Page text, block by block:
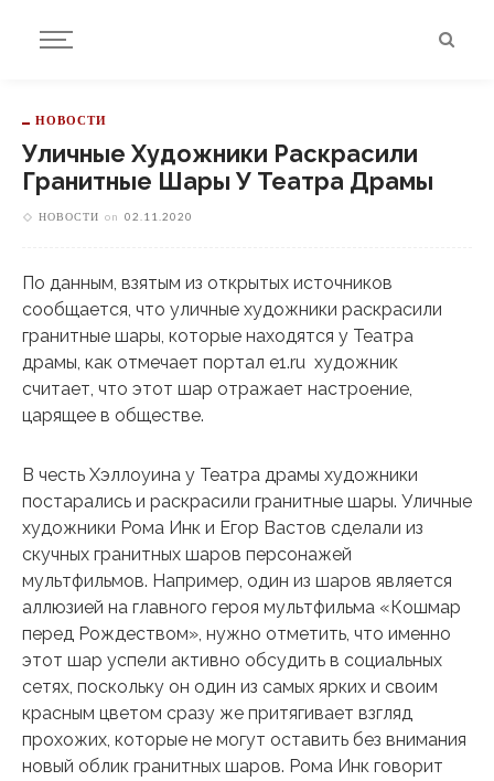
НОВОСТИ
Уличные Художники Раскрасили
Гранитные Шары У Театра Драмы
НОВОСТИ on 02.11.2020
По данным, взятым из открытых источников
сообщается, что уличные художники раскрасили
гранитные шары, которые находятся у Театра
драмы, как отмечает портал e1.ru художник
считает, что этот шар отражает настроение,
царящее в обществе.
В честь Хэллоуина у Театра драмы художники
постарались и раскрасили гранитные шары. Уличные
художники Рома Инк и Егор Вастов сделали из
скучных гранитных шаров персонажей
мультфильмов. Например, один из шаров является
аллюзией на главного героя мультфильма «Кошмар
перед Рождеством», нужно отметить, что именно
этот шар успели активно обсудить в социальных
сетях, поскольку он один из самых ярких и своим
красным цветом сразу же притягивает взгляд
прохожих, которые не могут оставить без внимания
новый облик гранитных шаров. Рома Инк говорит